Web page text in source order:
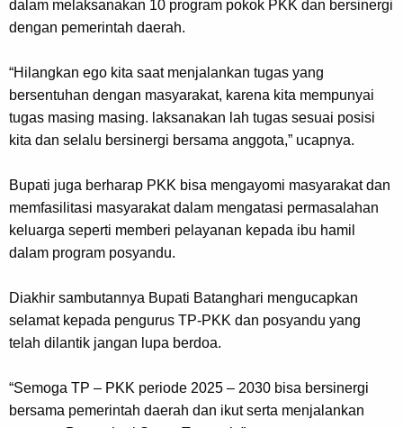
dalam melaksanakan 10 program pokok PKK dan bersinergi
dengan pemerintah daerah.
“Hilangkan ego kita saat menjalankan tugas yang
bersentuhan dengan masyarakat, karena kita mempunyai
tugas masing masing. laksanakan lah tugas sesuai posisi
kita dan selalu bersinergi bersama anggota,” ucapnya.
Bupati juga berharap PKK bisa mengayomi masyarakat dan
memfasilitasi masyarakat dalam mengatasi permasalahan
keluarga seperti memberi pelayanan kepada ibu hamil
dalam program posyandu.
Diakhir sambutannya Bupati Batanghari mengucapkan
selamat kepada pengurus TP-PKK dan posyandu yang
telah dilantik jangan lupa berdoa.
“Semoga TP – PKK periode 2025 – 2030 bisa bersinergi
bersama pemerintah daerah dan ikut serta menjalankan